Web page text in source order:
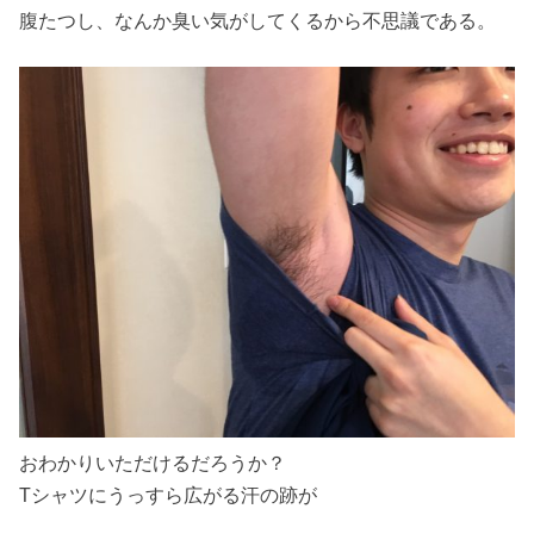
腹たつし、なんか臭い気がしてくるから不思議である。
おわかりいただけるだろうか？
Tシャツにうっすら広がる汗の跡が